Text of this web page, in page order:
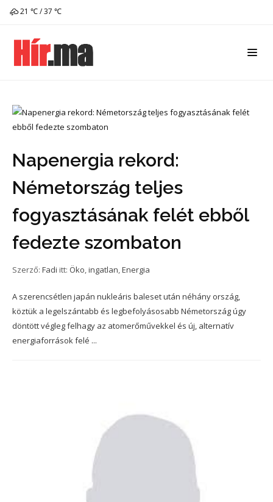
21 ℃ / 37 ℃
Napenergia rekord:
Németország teljes
fogyasztásának felét ebből
fedezte szombaton
Szerző: Fadi itt: Öko,ingatlan,Energia
A szerencsétlen japán nukleáris baleset után néhány ország,
köztük a legelszántabb és legbefolyásosabb Németország úgy
döntött végleg felhagy az atomerőművekkel és új, alternatív
energiaforrások felé ...